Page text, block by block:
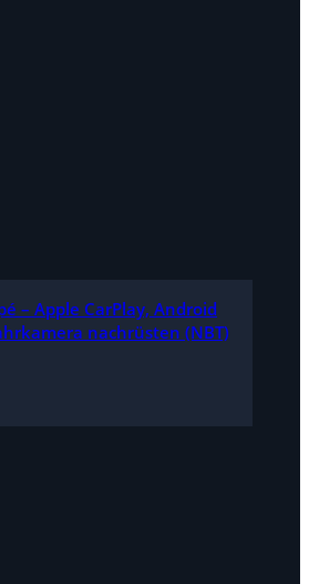
– Apple CarPlay, Android
nachrüsten (NBT)